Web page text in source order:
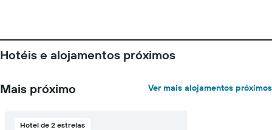
Hotéis e alojamentos próximos
Mais próximo Ver mais alojamentos próximos
Hotel de 2 estrelas